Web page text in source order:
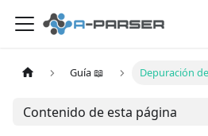
Guía 📖 Depuración
Contenido de esta página